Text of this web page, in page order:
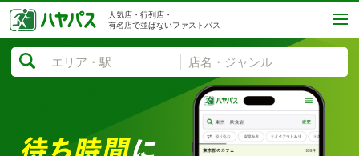
人気店・行列店・
有名店で並ばないファストパス